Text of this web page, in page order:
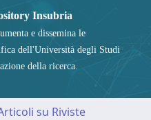
Insubria
e dissemina le
dell'Università degli Studi
della ricerca.
su Riviste